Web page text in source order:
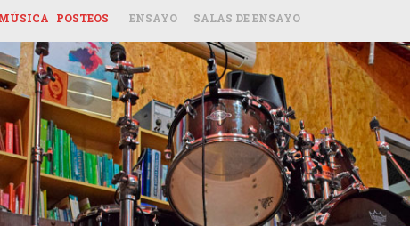
POSTEOS ENSAYO SALAS DE ENSAYO